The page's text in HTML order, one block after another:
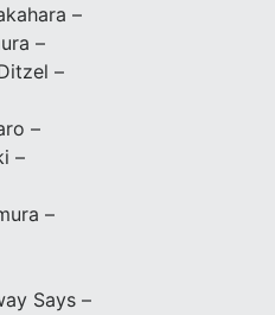
–
–
–
–
–
–
Says –